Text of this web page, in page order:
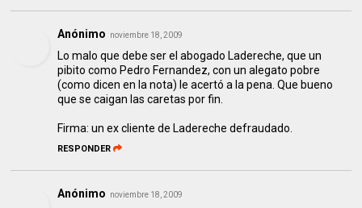
Anónimo noviembre 18, 2009
Lo malo que debe ser el abogado Ladereche, que un
pibito como Pedro Fernandez, con un alegato pobre
(como dicen en la nota) le acertó a la pena. Que bueno
que se caigan las caretas por fin.
Firma: un ex cliente de Ladereche defraudado.
RESPONDER
Anónimo noviembre 18, 2009